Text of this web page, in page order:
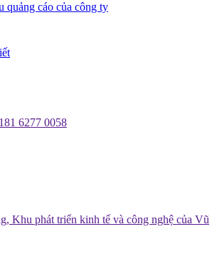
quảng cáo của công ty
6277 0058
Khu phát triển kinh tế và công nghệ của Vũ